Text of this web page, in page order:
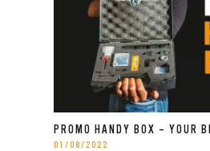
PROMO HANDY BOX – YOUR
01/08/2022